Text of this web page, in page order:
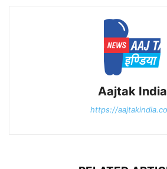
Aajtak India
https://